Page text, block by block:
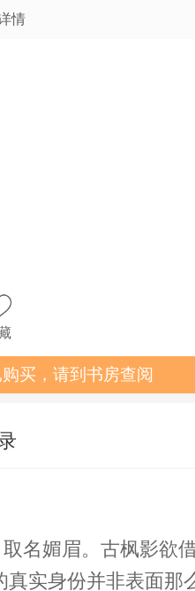
情
买，请到书房查阅
名媚眉。古枫影欲